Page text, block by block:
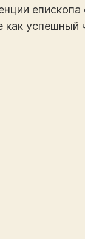
как успешный